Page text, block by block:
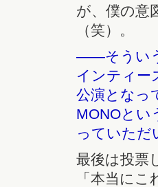
が、僕の意
（笑）。
――そうい
インティー
公演となっ
MONOとい
っていただ
最後は投票
「本当に